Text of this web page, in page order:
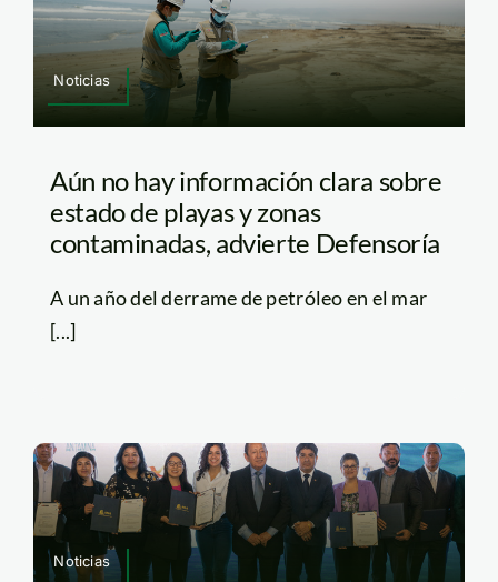
Noticias
Aún no hay información clara sobre
estado de playas y zonas
contaminadas, advierte Defensoría
A un año del derrame de petróleo en el mar
[...]
Noticias